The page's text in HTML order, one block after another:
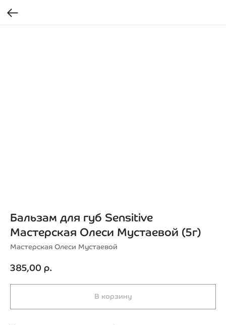
Бальзам для губ Sensitive
Мастерская Олеси Мустаевой (5г)
Мастерская Олеси Мустаевой
385,00 р.
В корзину